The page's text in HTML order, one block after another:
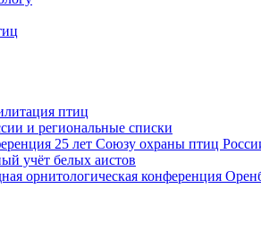
птиц
и региональные списки
25 лет Союзу охраны птиц
учёт белых аистов
орнитологическая конференция